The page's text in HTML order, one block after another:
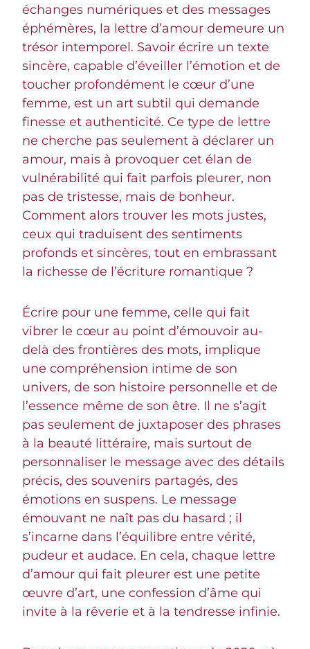
échanges numériques et des messages
éphémères, la lettre d’amour demeure un
trésor intemporel. Savoir écrire un texte
sincère, capable d’éveiller l’émotion et de
toucher profondément le cœur d’une
femme, est un art subtil qui demande
finesse et authenticité. Ce type de lettre
ne cherche pas seulement à déclarer un
amour, mais à provoquer cet élan de
vulnérabilité qui fait parfois pleurer, non
pas de tristesse, mais de bonheur.
Comment alors trouver les mots justes,
ceux qui traduisent des sentiments
profonds et sincères, tout en embrassant
la richesse de l’écriture romantique ?
Écrire pour une femme, celle qui fait
vibrer le cœur au point d’émouvoir au-
delà des frontières des mots, implique
une compréhension intime de son
univers, de son histoire personnelle et de
l’essence même de son être. Il ne s’agit
pas seulement de juxtaposer des phrases
à la beauté littéraire, mais surtout de
personnaliser le message avec des détails
précis, des souvenirs partagés, des
émotions en suspens. Le message
émouvant ne naît pas du hasard ; il
s’incarne dans l’équilibre entre vérité,
pudeur et audace. En cela, chaque lettre
d’amour qui fait pleurer est une petite
œuvre d’art, une confession d’âme qui
invite à la rêverie et à la tendresse infinie.